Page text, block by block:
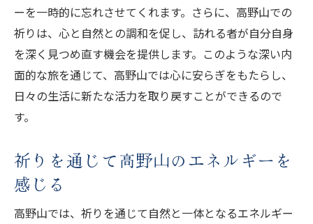
ーを一時的に忘れさせてくれます。さらに、高野山での
祈りは、心と自然との調和を促し、訪れる者が自分自身
を深く見つめ直す機会を提供します。このような深い内
面的な旅を通じて、高野山では心に安らぎをもたらし、
日々の生活に新たな活力を取り戻すことができるので
す。
祈りを通じて高野山のエネルギーを
感じる
高野山では、祈りを通じて自然と一体となるエネルギー